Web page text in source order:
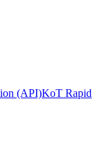
(API)KoT Rapid